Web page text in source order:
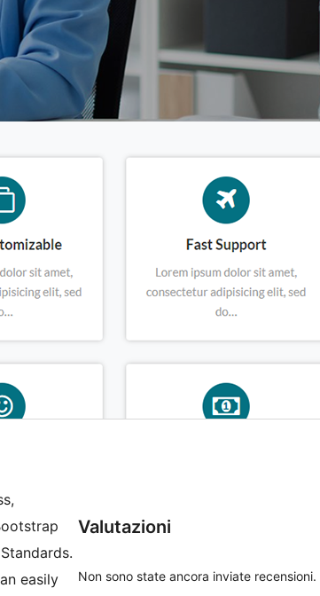
easily
Valutazioni
Non sono state ancora inviate recensioni.